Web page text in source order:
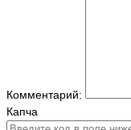
Комментарий:
Капча